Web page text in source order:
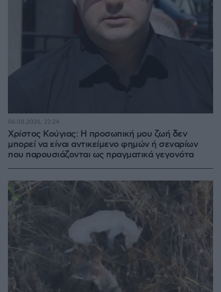
Χρίστος Κούγιας: Η προσωπική μου ζωή δεν
μπορεί να είναι αντικείμενο φημών ή σεναρίων
που παρουσιάζονται ως πραγματικά γεγονότα
06.08.2026, 22:24